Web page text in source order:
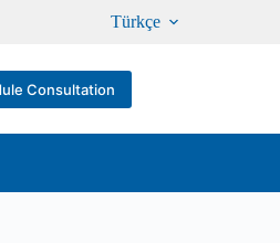
Türkçe
Consultation